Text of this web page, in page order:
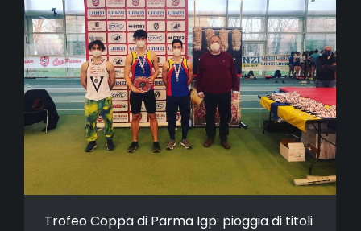
Trofeo Coppa di Parma Igp: pioggia di titoli